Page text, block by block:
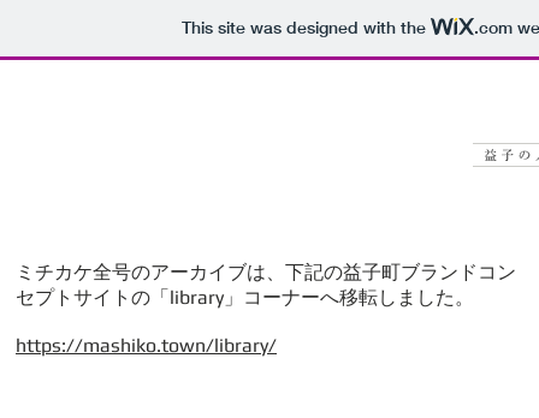
This site was designed with the .com
ミチカケ全号のアーカイブは、下記の益子町ブランドコン
セプトサイトの「library」コーナーへ移転しました。
https://mashiko.town/library/